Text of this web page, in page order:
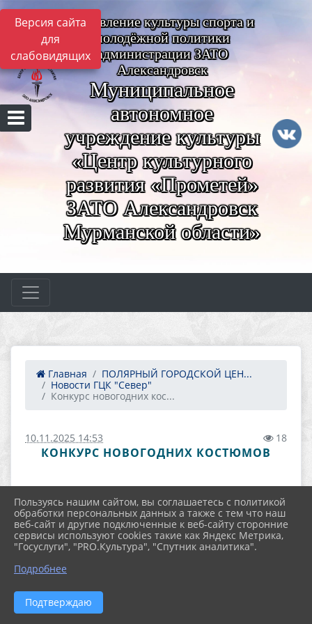
Версия сайта
для
слабовидящих
Управление культуры спорта и
молодёжной политики
администрации ЗАТО
Александровск
Муниципальное
автономное
учреждение культуры
«Центр культурного
развития «Прометей»
ЗАТО Александровск
Мурманской области»
Главная
ПОЛЯРНЫЙ ГОРОДСКОЙ ЦЕН...
Новости ГЦК "Север"
Конкурс новогодних кос...
10.11.2025 14:53 18
КОНКУРС НОВОГОДНИХ КОСТЮМОВ
Пользуясь нашим сайтом, вы соглашаетесь с политикой
обработки персональных данных а также с тем что наш
веб-сайт и другие подключенные к веб-сайту сторонние
сервисы используют cookies такие как Яндекс Метрика,
"Госуслуги", "PRO.Культура", "Спутник аналитика".
Подробнее
Подтверждаю